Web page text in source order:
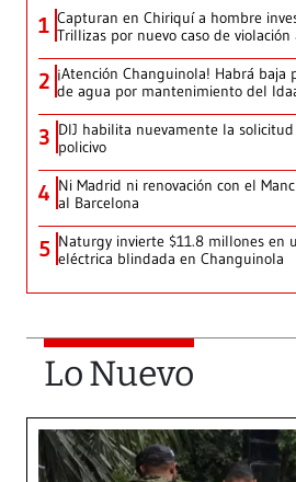
1 Capturan en Chiriquí a hombre
Trillizas por nuevo caso de
2 ¡Atención Changuinola! Habrá baja
de agua por mantenimiento del
3 DIJ habilita nuevamente la
policivo
4 Ni Madrid ni renovación con el
al Barcelona
5 Naturgy invierte $11.8 millones en
eléctrica blindada en Changuinola
Lo Nuevo